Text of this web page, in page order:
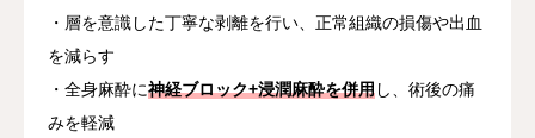
・層を意識した丁寧な剥離を行い、正常組織の損傷や出血
を減らす
・全身麻酔に神経ブロック+浸潤麻酔を併用し、術後の痛
みを軽減